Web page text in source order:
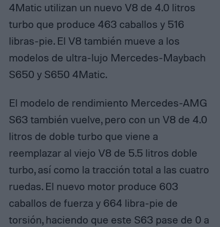
4Matic utilizan un nuevo V8 de 4.0 litros
turbo que produce 463 caballos y ​​516
libras-pie. El V8 también mueve a los
modelos de ultra-lujo Mercedes-Maybach
S650 y S650 4Matic.
El modelo de rendimiento Mercedes-AMG
S63 también vuelve, pero con un V8 de 4.0
litros de doble turbo que viene a
reemplazar al viejo V8 de 5.5 litros doble
turbo, así como la tracción total a las cuatro
ruedas. El nuevo motor produce 603
caballos de fuerza y 664 libra-pie de
torsión, haciendo que este S63 pase de 0 a